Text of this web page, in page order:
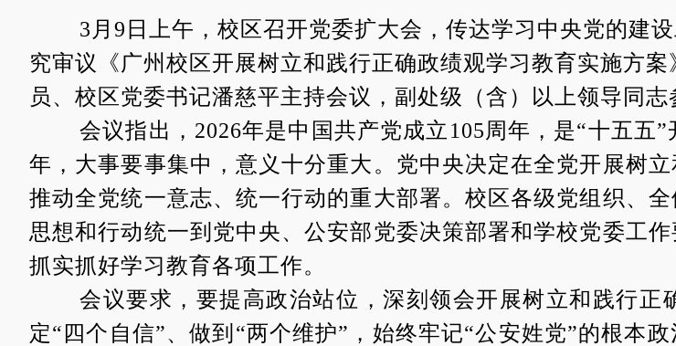
3月 9 日上午， 校区召开党委扩大会， 传达学习中央党的建
究审议《广州校区开展树立和践行正确政绩观学习教育实施方案
员、 校区党委书记潘慈平主持会议， 副处级（含）以上领导同志
会议指出， 2026年是中国共产党成立 105周年，是“十五五”
年，大事要事集中，意义十分重大。 党中央决定在全党开展树
推动全党统一意志、统一行动的重大部署。校区各级党组织、
思想和行动统一到党中央、公安部党委决策部署和学校党委工
抓实抓好学习教育各项工作。
会议要求， 要提高政治站位，深刻领会开展树立和践行正
定“ 四个自信”、做到 “两个维护” ，始终牢记“公安姓党”的根本